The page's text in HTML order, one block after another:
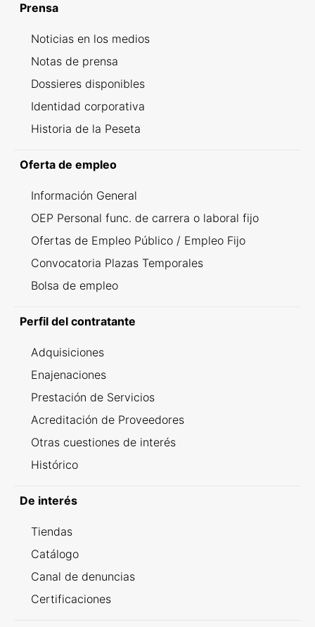
Prensa
Noticias en los medios
Notas de prensa
Dossieres disponibles
Identidad corporativa
Historia de la Peseta
Oferta de empleo
Información General
OEP Personal func. de carrera o laboral fijo
Ofertas de Empleo Público / Empleo Fijo
Convocatoria Plazas Temporales
Bolsa de empleo
Perfil del contratante
Adquisiciones
Enajenaciones
Prestación de Servicios
Acreditación de Proveedores
Otras cuestiones de interés
Histórico
De interés
Tiendas
Catálogo
Canal de denuncias
Certificaciones